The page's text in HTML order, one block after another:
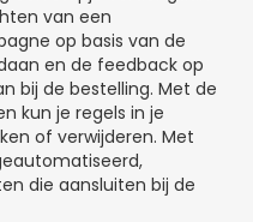
van een
op basis van de
en de feedback op
bij de bestelling. Met de
kun je regels in je
of verwijderen. Met
die aansluiten bij de